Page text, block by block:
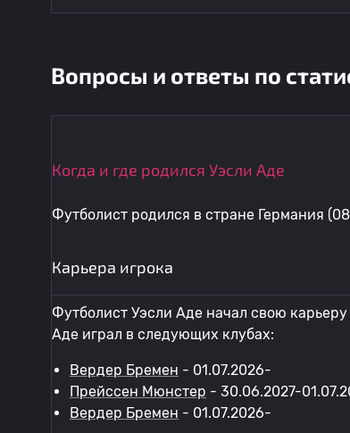
Вопросы и ответы по
Когда и где родился Уэсли Аде
Футболист родился в стране Германия
Карьера игрока
Футболист Уэсли Аде начал свою
Аде играл в следующих клубах:
Вердер Бремен - 01.07.2026-
Прейссен Мюнстер - 30.06.2027-
Вердер Бремен - 01.07.2026-